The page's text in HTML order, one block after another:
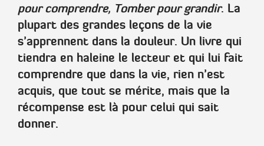
pour comprendre, Tomber pour grandir. La
plupart des grandes leçons de la vie
s’apprennent dans la douleur. Un livre qui
tiendra en haleine le lecteur et qui lui fait
comprendre que dans la vie, rien n’est
acquis, que tout se mérite, mais que la
récompense est là pour celui qui sait
donner.